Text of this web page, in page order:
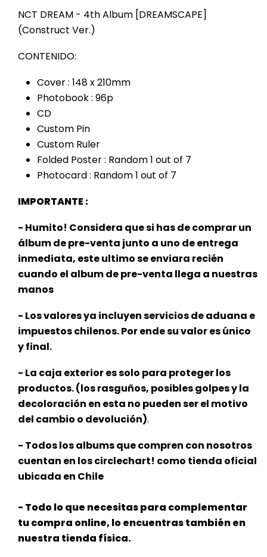
NCT DREAM - 4th Album [DREAMSCAPE]
(Construct Ver.)
CONTENIDO:
Cover : 148 x 210mm
Photobook : 96p
CD
Custom Pin
Custom Ruler
Folded Poster : Random 1 out of 7
Photocard : Random 1 out of 7
IMPORTANTE :
- Humito! Considera que si has de comprar un
álbum de pre-venta junto a uno de entrega
inmediata, esteultimo se enviara recién
cuando el album de pre-venta llega a nuestras
manos
- Los valores ya incluyen servicios de aduana e
impuestos chilenos. Por ende su valor es único
y final.
- La caja exterior es solo para proteger los
productos. (los rasguños, posibles golpes y la
decoloración en esta no pueden ser el motivo
del cambio o devolución).
- Todos los albums que compren con nosotros
cuentan en los circlechart! como tienda oficial
ubicada en Chile
- Todo lo que necesitas para complementar
tu compra online, lo encuentras también en
nuestra tienda física.